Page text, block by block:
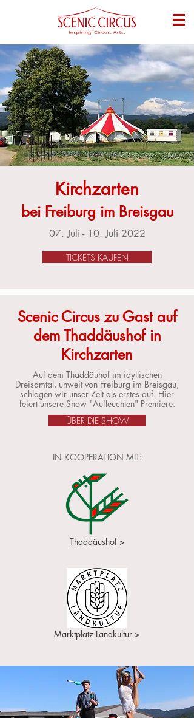
Kirchzarten
bei Freiburg im Breisgau
07. Juli - 10. Juli 2022
TICKETS KAUFEN
Scenic Circus zu Gast auf
dem Thaddäushof in
Kirchzarten
Auf dem Thaddäuhof im idyllischen
Dreisamtal, unweit von Freiburg im Breisgau,
schlagen wir unser Zelt als erstes auf. Hier
feiert unsere Show "Aufleuchten" Premiere.
ÜBER DIE SHOW
IN KOOPERATION MIT:
Thaddäushof >
Marktplatz Landkultur >